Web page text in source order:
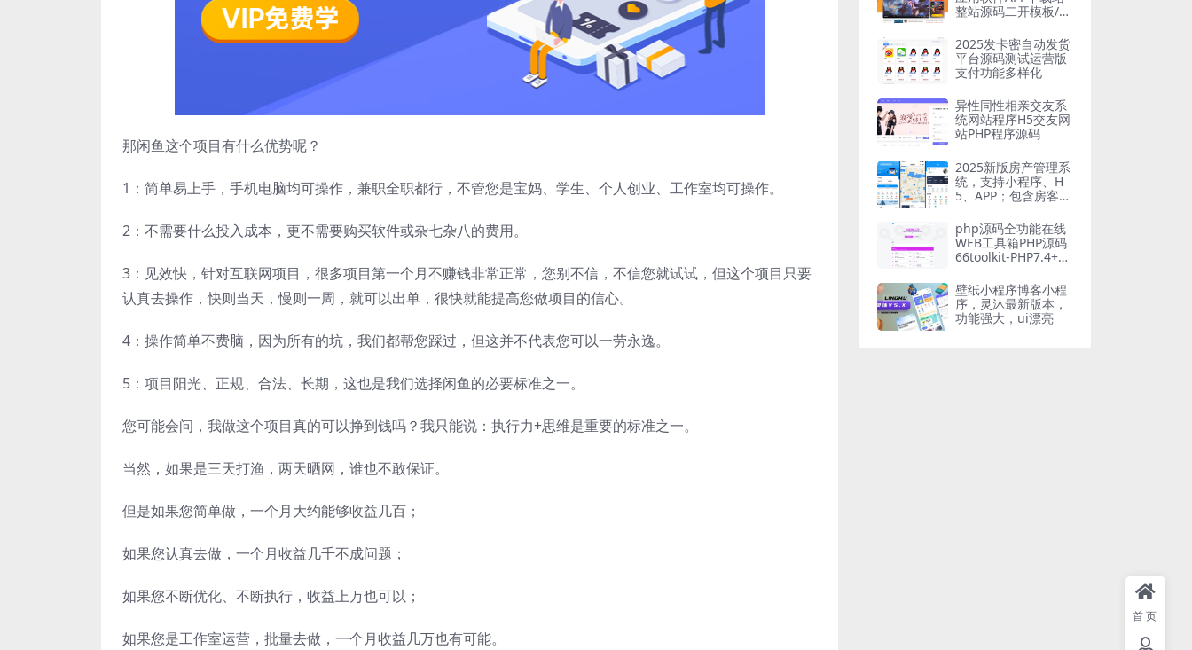
那闲鱼这个项目有什么优势呢？
1：简单易上手，手机电脑均可操作，兼职全职都行，不管您是宝妈、学生、个人创业、工作室均可操作。
2：不需要什么投入成本，更不需要购买软件或杂七杂八的费用。
3：见效快，针对互联网项目，很多项目第一个月不赚钱非常正常，您别不信，不信您就试试，但这个项目只要
认真去操作，快则当天，慢则一周，就可以出单，很快就能提高您做项目的信心。
4：操作简单不费脑，因为所有的坑，我们都帮您踩过，但这并不代表您可以一劳永逸。
5：项目阳光、正规、合法、长期，这也是我们选择闲鱼的必要标准之一。
您可能会问，我做这个项目真的可以挣到钱吗？我只能说：执行力+思维是重要的标准之一。
当然，如果是三天打渔，两天晒网，谁也不敢保证。
但是如果您简单做，一个月大约能够收益几百；
如果您认真去做，一个月收益几千不成问题；
如果您不断优化、不断执行，收益上万也可以；
如果您是工作室运营，批量去做，一个月收益几万也有可能。
整站源码二开模板/百
2025发卡密自动发货
平台源码测试运营版
支付功能多样化
异性同性相亲交友系
统网站程序H5交友网
站PHP程序源码
2025新版房产管理系
统，支持小程序、H
5、APP；包含房客、
份 多端地图找房系统
php源码全功能在线
WEB工具箱PHP源码
66toolkit-PHP7.4+网
壁纸小程序博客小程
序，灵沐最新版本，
功能强大，ui漂亮
首页